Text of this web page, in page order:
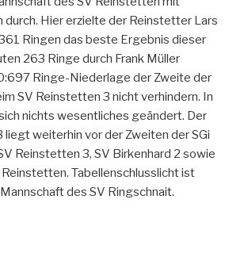
durch. Hier erzielte der Reinstetter Lars
Ringen das beste Ergebnis dieser
263 Ringe durch Frank Müller
Ringe-Niederlage der Zweite der
SV Reinstetten 3 nicht verhindern. In
nichts wesentliches geändert. Der
liegt weiterhin vor der Zweiten der SGi
Reinstetten 3, SV Birkenhard 2 sowie
Tabellenschlusslicht ist
des SV Ringschnait.